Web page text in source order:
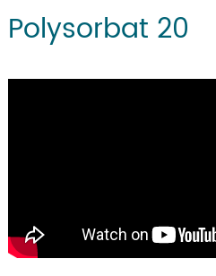
Polysorbat 20